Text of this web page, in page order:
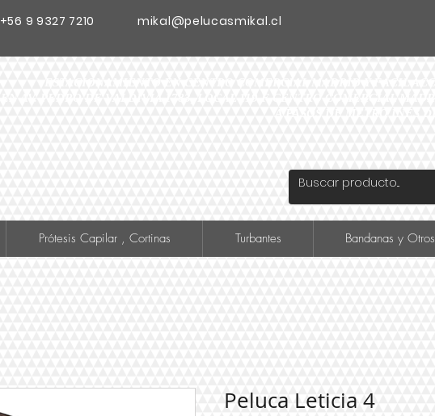
+56 9 9327 7210 mikal@pelucasmikal.cl
Prótesis Capilar , Cortinas Turbantes Bandanas y Otros
Peluca Leticia 4